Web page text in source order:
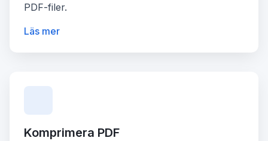
PDF-filer.
Läs mer
Komprimera PDF